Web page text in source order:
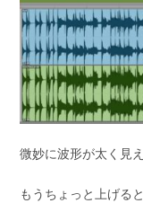
ヤ
ー
微妙に波形が太く見
もうちょっと上げる